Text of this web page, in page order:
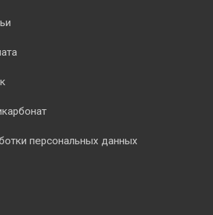
персональных данных